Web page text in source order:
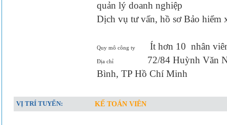
quản lý doanh nghiệp
Dịch vụ tư vấn, hồ sơ Bảo hiểm
Quy mô công ty Ít hơn 10 nhân
Địa chỉ
72/84 Huỳnh Văn
Bình, TP Hồ Chí Minh
VỊ TRÍ TUYỂN: KẾ TOÁN VIÊN